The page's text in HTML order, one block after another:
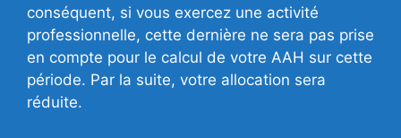
conséquent, si vous exercez une activité
professionnelle, cette dernière ne sera pas prise
en compte pour le calcul de votre AAH sur cette
période. Par la suite, votre allocation sera
réduite.